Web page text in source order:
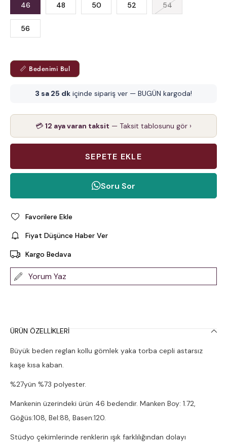
46 48 50 52 54
56
📏 Bedenimi Bul
3 sa 25 dk içinde sipariş ver — BUGÜN kargoda!
💳 12 aya varan taksit — Taksit tablosunu gör ›
Soru Sor
Favorilere Ekle
Fiyat Düşünce Haber Ver
Kargo Bedava
Yorum Yaz
ÜRÜN ÖZELLIKLERI
Büyük beden reglan kollu gömlek yaka torba cepli astarsız
kaşe kısa kaban.
%27yün %73 polyester.
Mankenin üzerindeki ürün 46 bedendir. Manken Boy: 1.72,
Göğüs:108, Bel:88, Basen:120.
Stüdyo çekimlerinde renklerin ışık farklılığından dolayı